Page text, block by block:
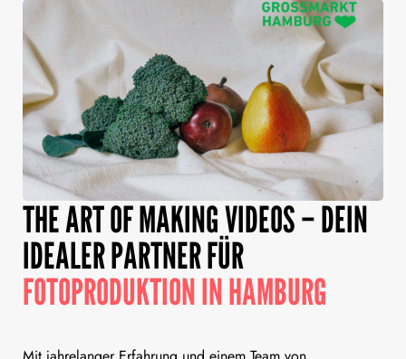
THE ART OF MAKING VIDEOS – DEIN
IDEALER PARTNER FÜR
FOTOPRODUKTION IN HAMBURG